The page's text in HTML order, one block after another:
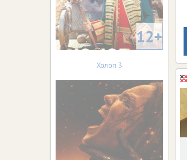
12+
Холоп 3